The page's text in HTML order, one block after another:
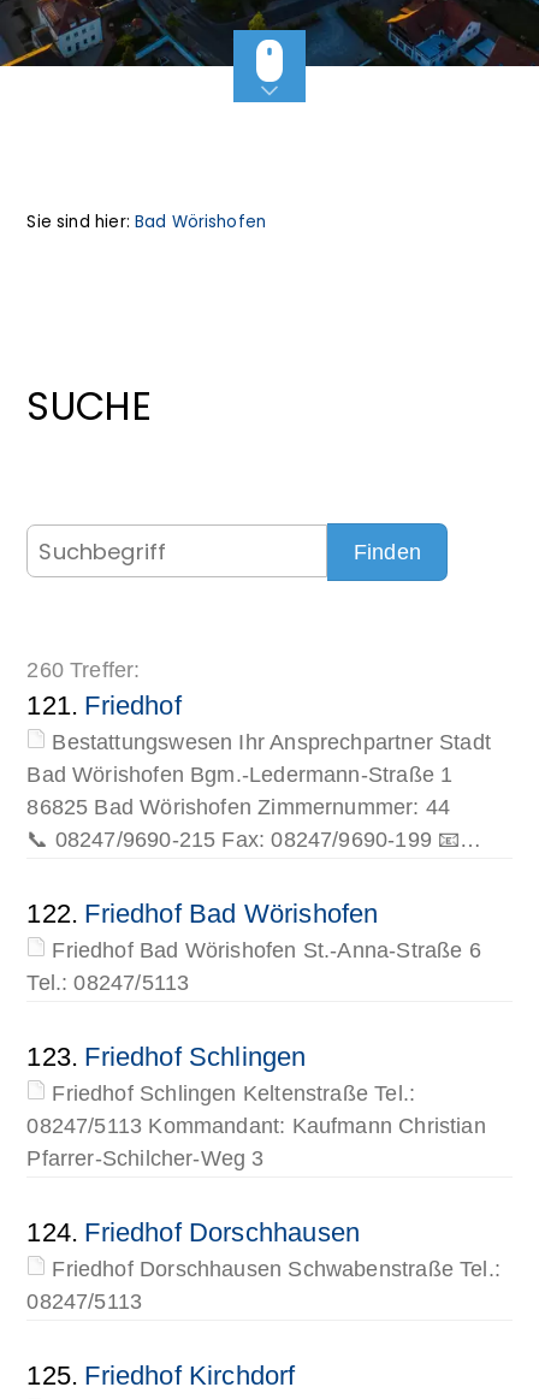
Sie sind hier:Bad Wörishofen
SUCHE
260 Treffer:
121. Friedhof
Bestattungswesen Ihr Ansprechpartner Stadt
Bad Wörishofen Bgm.-Ledermann-Straße 1
86825 Bad Wörishofen Zimmernummer: 44
📞 08247/9690-215 Fax: 08247/9690-199 📧…
122. Friedhof Bad Wörishofen
Friedhof Bad Wörishofen St.-Anna-Straße 6
Tel.: 08247/5113
123. Friedhof Schlingen
Friedhof Schlingen Keltenstraße Tel.:
08247/5113 Kommandant: Kaufmann Christian
Pfarrer-Schilcher-Weg 3
124. Friedhof Dorschhausen
Friedhof Dorschhausen Schwabenstraße Tel.:
08247/5113
125. Friedhof Kirchdorf